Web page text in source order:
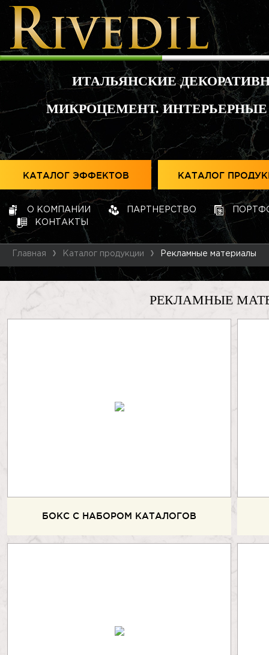
ИТАЛЬЯНСКИЕ
МИКРОЦЕМЕНТ.
КАТАЛОГ ЭФФЕКТОВ КАТАЛОГ
О КОМПАНИИ ПАРТНЕРСТВО
КОНТАКТЫ
Главная Каталог продукции Рекламные материалы
РЕКЛАМНЫЕ
БОКС С НАБОРОМ КАТАЛОГОВ